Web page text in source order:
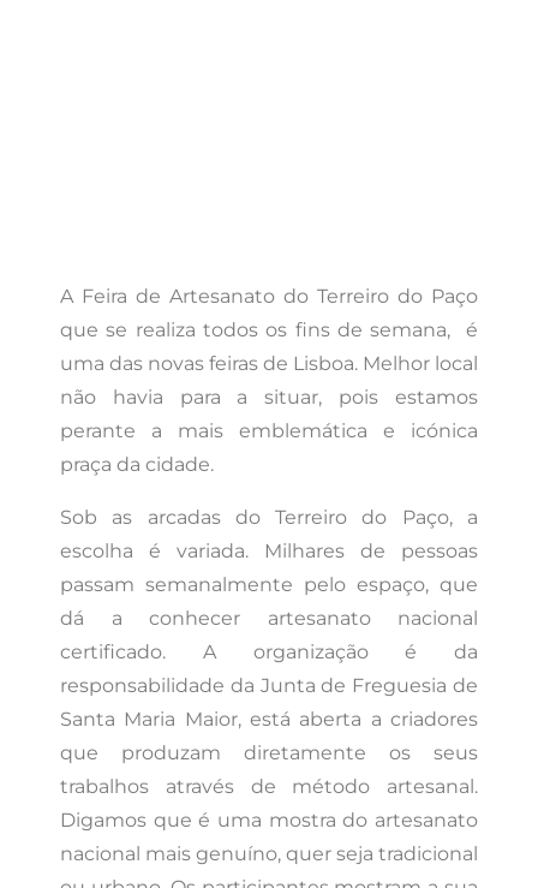
A Feira de Artesanato do Terreiro do Paço
que se realiza todos os fins de semana, é
uma das novas feiras de Lisboa. Melhor local
não havia para a situar, pois estamos
perante a mais emblemática e icónica
praça da cidade.
Sob as arcadas do Terreiro do Paço, a
escolha é variada. Milhares de pessoas
passam semanalmente pelo espaço, que
dá a conhecer artesanato nacional
certificado. A organização é da
responsabilidade da Junta de Freguesia de
Santa Maria Maior, está aberta a criadores
que produzam diretamente os seus
trabalhos através de método artesanal.
Digamos que é uma mostra do artesanato
nacional mais genuíno, quer seja tradicional